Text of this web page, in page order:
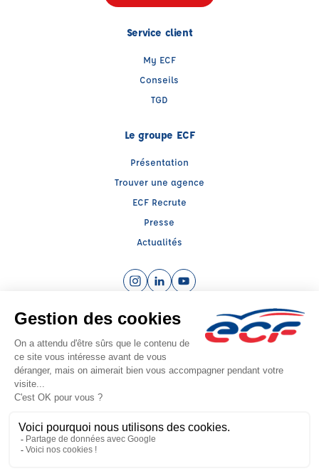
Service client
My ECF
Conseils
TGD
Le groupe ECF
Présentation
Trouver une agence
ECF Recrute
Presse
Actualités
Instagram (nouvelle fenêtre)
LinkedIn (nouvelle fenêtre)
YouTube (nouvelle fenêtre)
Raison sociale : E.C.F. CENTRE OUEST ATLANTIQUE - Capital social: 20800€
SIREN: 390165439 - Numéro de TVA intracommunautaire: FR 45 390165439
Agrément n°Aucun
Siège social : RN 11 - Rte de la Mothe Les Champs Dorés RN 11 - Rte de la
Mothe Les Champs Dorés, LA CRECHE (79260) - Représentant légal : Simon